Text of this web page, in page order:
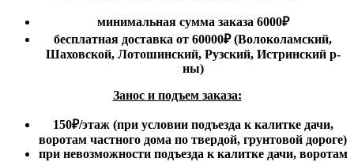
минимальная сумма заказа 6000₽
бесплатная доставка от 60000₽ (Волоколамский,
Шаховской, Лотошинский, Рузский, Истринский р-
ны)
Занос и подъем заказа:
150₽/этаж(при условии подъезда к калитке дачи,
воротам частного дома по твердой, грунтовой дороге)
при невозможности подъезда к калитке дачи, воротам